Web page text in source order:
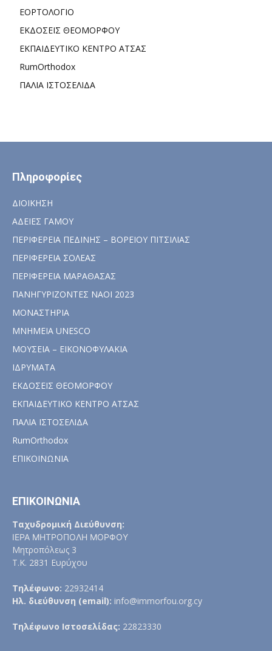
ΕΟΡΤΟΛΟΓΙΟ
ΕΚΔΟΣΕΙΣ ΘΕΟΜΟΡΦΟΥ
ΕΚΠΑΙΔΕΥΤΙΚΟ ΚΕΝΤΡΟ ΑΤΣΑΣ
RumOrthodox
ΠΑΛΙΑ ΙΣΤΟΣΕΛΙΔΑ
Πληροφορίες
ΔΙΟΙΚΗΣΗ
ΑΔΕΙΕΣ ΓΑΜΟΥ
ΠΕΡΙΦΕΡΕΙΑ ΠΕΔΙΝΗΣ – ΒΟΡΕΙΟΥ ΠΙΤΣΙΛΙΑΣ
ΠΕΡΙΦΕΡΕΙΑ ΣΟΛΕΑΣ
ΠΕΡΙΦΕΡΕΙΑ ΜΑΡΑΘΑΣΑΣ
ΠΑΝΗΓΥΡΙΖΟΝΤΕΣ ΝΑΟΙ 2023
ΜΟΝΑΣΤΗΡΙΑ
ΜΝΗΜΕΙΑ UNESCO
ΜΟΥΣΕΙΑ – ΕΙΚΟΝΟΦΥΛΑΚΙΑ
ΙΔΡΥΜΑΤΑ
ΕΚΔΟΣΕΙΣ ΘΕΟΜΟΡΦΟΥ
ΕΚΠΑΙΔΕΥΤΙΚΟ ΚΕΝΤΡΟ ΑΤΣΑΣ
ΠΑΛΙΑ ΙΣΤΟΣΕΛΙΔΑ
RumOrthodox
ΕΠΙΚΟΙΝΩΝΙΑ
ΕΠΙΚΟΙΝΩΝΙΑ
Ταχυδρομική Διεύθυνση:
ΙΕΡΑ ΜΗΤΡΟΠΟΛΗ ΜΟΡΦΟΥ
Μητροπόλεως 3
Τ.Κ. 2831 Ευρύχου
Τηλέφωνο: 22932414
Ηλ. διεύθυνση (email): info@immorfou.org.cy
Τηλέφωνο Ιστοσελίδας: 22823330